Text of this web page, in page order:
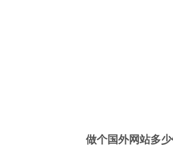
做个国外网站多少